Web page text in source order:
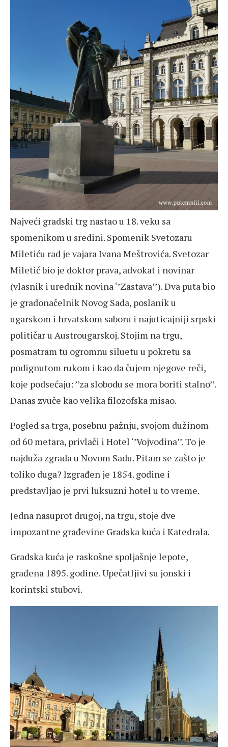
Najveći gradski trg nastao u 18. veku sa
spomenikom u sredini. Spomenik Svetozaru
Miletiću rad je vajara Ivana Meštrovića. Svetozar
Miletić bio je doktor prava, advokat i novinar
(vlasnik i urednik novina ‘’Zastava’’). Dva puta bio
je gradonačelnik Novog Sada, poslanik u
ugarskom i hrvatskom saboru i najuticajniji srpski
političar u Austrougarskoj. Stojim na trgu,
posmatram tu ogromnu siluetu u pokretu sa
podignutom rukom i kao da čujem njegove reči,
koje podsećaju: ’’za slobodu se mora boriti stalno’’.
Danas zvuče kao velika filozofska misao.
Pogled sa trga, posebnu pažnju, svojom dužinom
od 60 metara, privlači i Hotel ‘’Vojvodina’’. To je
najduža zgrada u Novom Sadu. Pitam se zašto je
toliko duga? Izgrađen je 1854. godine i
predstavljao je prvi luksuzni hotel u to vreme.
Jedna nasuprot drugoj, na trgu, stoje dve
impozantne građevine Gradska kuća i Katedrala.
Gradska kuća je raskošne spoljašnje lepote,
građena 1895. godine. Upečatljivi su jonski i
korintski stubovi.